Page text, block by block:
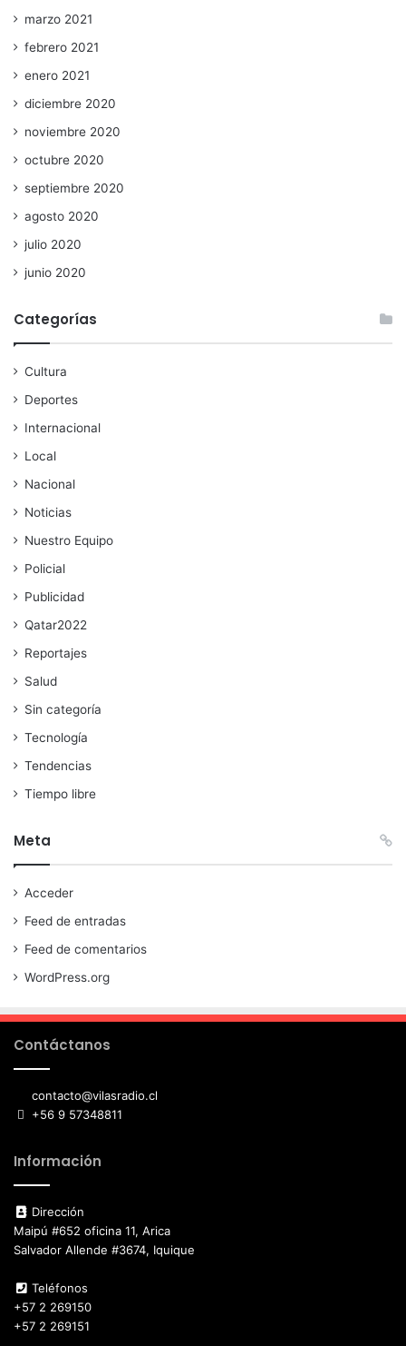
marzo 2021
febrero 2021
enero 2021
diciembre 2020
noviembre 2020
octubre 2020
septiembre 2020
agosto 2020
julio 2020
junio 2020
Categorías
Cultura
Deportes
Internacional
Local
Nacional
Noticias
Nuestro Equipo
Policial
Publicidad
Qatar2022
Reportajes
Salud
Sin categoría
Tecnología
Tendencias
Tiempo libre
Meta
Acceder
Feed de entradas
Feed de comentarios
WordPress.org
Contáctanos
contacto@vilasradio.cl
+56 9 57348811
Información
Dirección
Maipú #652 oficina 11, Arica
Salvador Allende #3674, Iquique
Teléfonos
+57 2 269150
+57 2 269151